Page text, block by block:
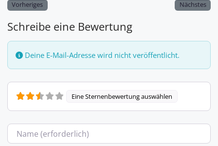
Vorheriges Nächstes
Schreibe eine Bewertung
Deine E-Mail-Adresse wird nicht veröffentlicht.
Eine Sternenbewertung auswählen
Name